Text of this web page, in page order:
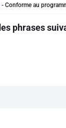
- Conforme au
phrases